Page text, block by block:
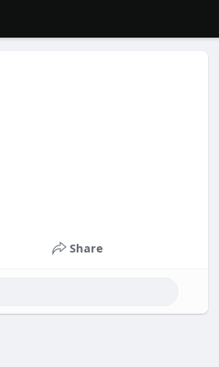
Share